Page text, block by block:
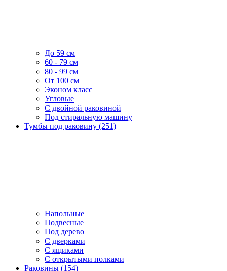
До 59 см
60 - 79 см
80 - 99 см
От 100 см
Эконом класс
Угловые
С двойной раковиной
Под стиральную машину
Тумбы под раковину (251)
Напольные
Подвесные
Под дерево
С дверками
С ящиками
С открытыми полками
Раковины (154)